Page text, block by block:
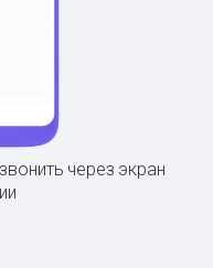
через экран